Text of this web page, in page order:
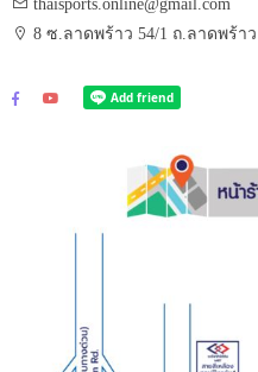
thaisports.online@gmail.com
8 ซ.ลาดพร้าว 54/1 ถ.ลาดพร้า